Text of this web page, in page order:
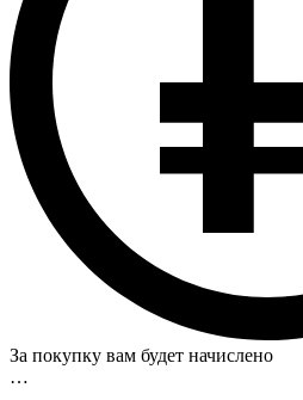
За покупку вам будет начислено
…